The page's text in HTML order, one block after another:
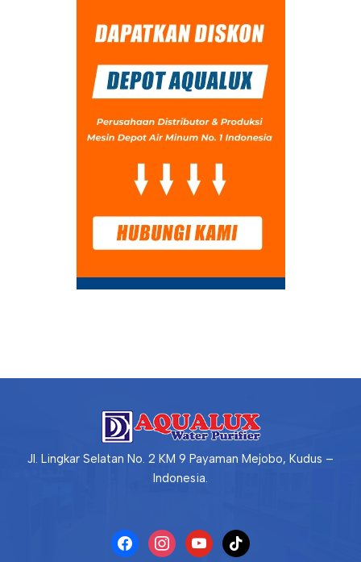
Jl. Lingkar Selatan No. 2 KM 9 Payaman Mejobo, Kudus –
Indonesia.